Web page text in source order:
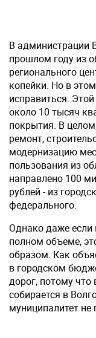
В администрации
прошлом году из
регионального
копейки. Но в
исправиться.
около 10 тысяч
покрытия. В
ремонт,
модернизацию
пользования из
направлено 100
рублей - из
федерального.
Однако даже если
полном объеме,
образом. Как
в городском
дорог, потому что
собирается в
муниципалитет не